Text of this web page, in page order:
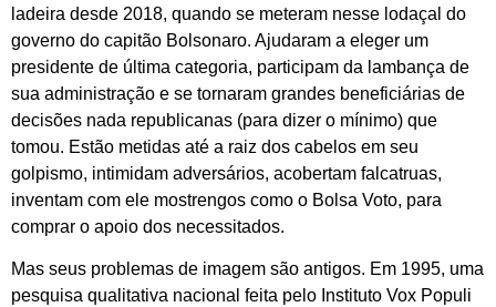
ladeira desde 2018, quando se meteram nesse lodaçal do
governo do capitão Bolsonaro. Ajudaram a eleger um
presidente de última categoria, participam da lambança de
sua administração e se tornaram grandes beneficiárias de
decisões nada republicanas (para dizer o mínimo) que
tomou. Estão metidas até a raiz dos cabelos em seu
golpismo, intimidam adversários, acobertam falcatruas,
inventam com ele mostrengos como o Bolsa Voto, para
comprar o apoio dos necessitados.
Mas seus problemas de imagem são antigos. Em 1995, uma
pesquisa qualitativa nacional feita pelo Instituto Vox Populi